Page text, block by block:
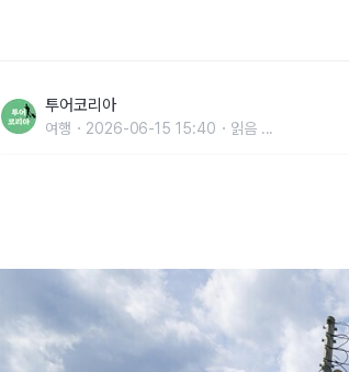
투어코리아
여행 2026-06-15 15:40 읽음 ...